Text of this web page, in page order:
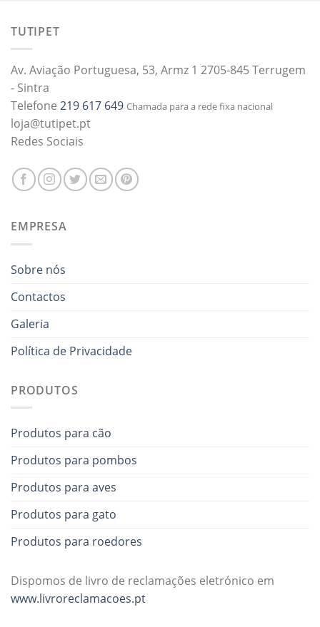
TUTIPET
Av. Aviação Portuguesa, 53, Armz 1 2705-845 Terrugem
- Sintra
Telefone 219 617 649 Chamada para a rede fixa nacional
loja@tutipet.pt
Redes Sociais
EMPRESA
Sobre nós
Contactos
Galeria
Política de Privacidade
PRODUTOS
Produtos para cão
Produtos para pombos
Produtos para aves
Produtos para gato
Produtos para roedores
Dispomos de livro de reclamações eletrónico em
www.livroreclamacoes.pt